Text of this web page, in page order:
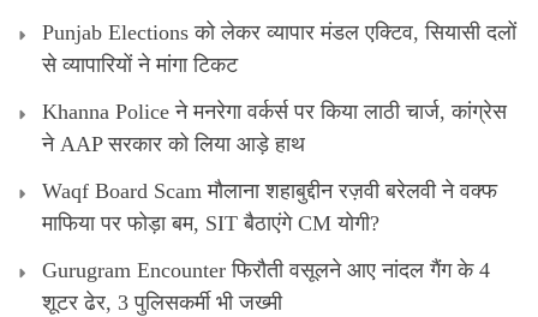
Punjab Elections को लेकर व्यापार मंडल एक्टिव, सियासी दलों
से व्यापारियों ने मांगा टिकट
Khanna Police ने मनरेगा वर्कर्स पर किया लाठी चार्ज, कांग्रेस
ने AAP सरकार को लिया आड़े हाथ
Waqf Board Scam मौलाना शहाबुद्दीन रज़वी बरेलवी ने वक्फ
माफिया पर फोड़ा बम, SIT बैठाएंगे CM योगी?
Gurugram Encounter फिरौती वसूलने आए नांदल गैंग के 4
शूटर ढेर, 3 पुलिसकर्मी भी जख्मी